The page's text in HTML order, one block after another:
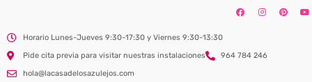
Horario Lunes-Jueves 9:30-17:30 y Viernes 9:30-13:30
Pide cita previa para visitar nuestras instalaciones
964 784 246
hola@lacasadelosazulejos.com